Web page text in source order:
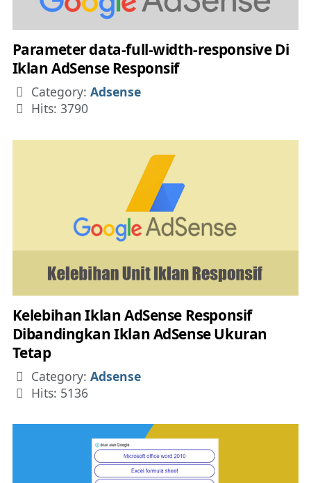
Parameter data-full-width-responsive Di
Iklan AdSense Responsif
Details
Category: Adsense
Hits: 3790
Kelebihan Iklan AdSense Responsif
Dibandingkan Iklan AdSense Ukuran
Tetap
Details
Category: Adsense
Hits: 5136